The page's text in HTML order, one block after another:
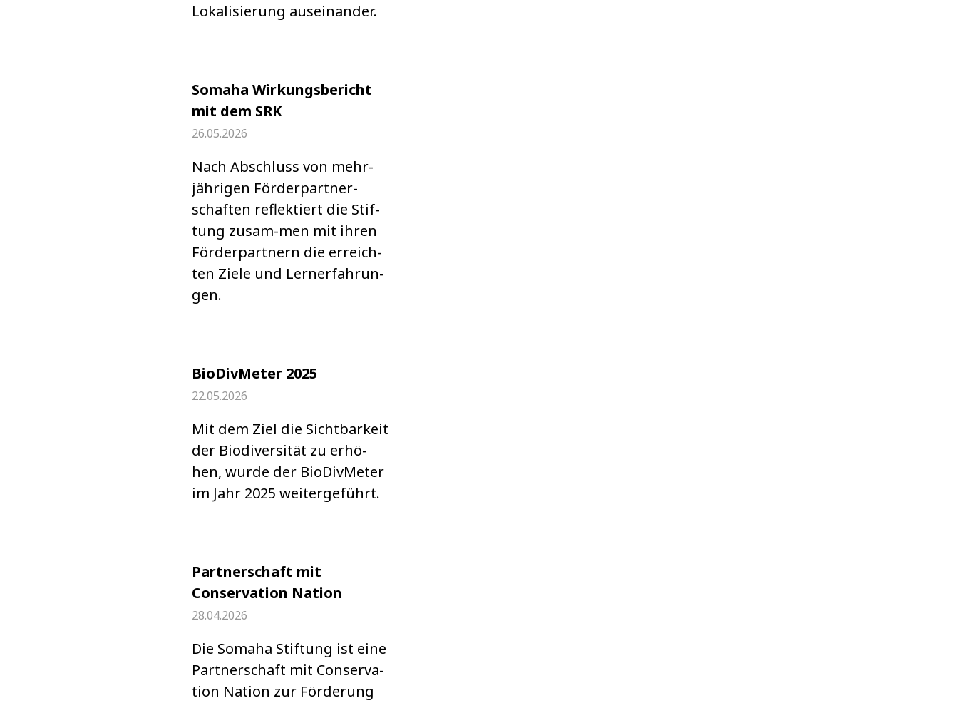
Loka­li­sie­rung aus­ein­an­der.
Somaha Wirkungsbericht
mit dem SRK
26.05.2026
Nach Abschluss von mehr­
jäh­ri­gen För­der­part­ner­
schaf­ten reflek­tiert die Stif­
tung zusam-men mit ihren
För­der­part­nern die erreich­
ten Ziele und Lern­erfah­run­
gen.
BioDivMeter 2025
22.05.2026
Mit dem Ziel die Sicht­bar­keit
der Bio­di­ver­si­tät zu erhö­
hen, wurde der Bio­Div­Me­ter
im Jahr 2025 wei­ter­ge­führt.
Partnerschaft mit
Conservation Nation
28.04.2026
Die Somaha Stif­tung ist eine
Part­ner­schaft mit Con­ser­va­
tion Nation zur För­de­rung